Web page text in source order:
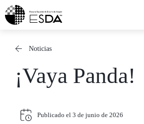
Saltar
Noticias
¡Vaya Panda!
Publicado el 3 de junio de 2026